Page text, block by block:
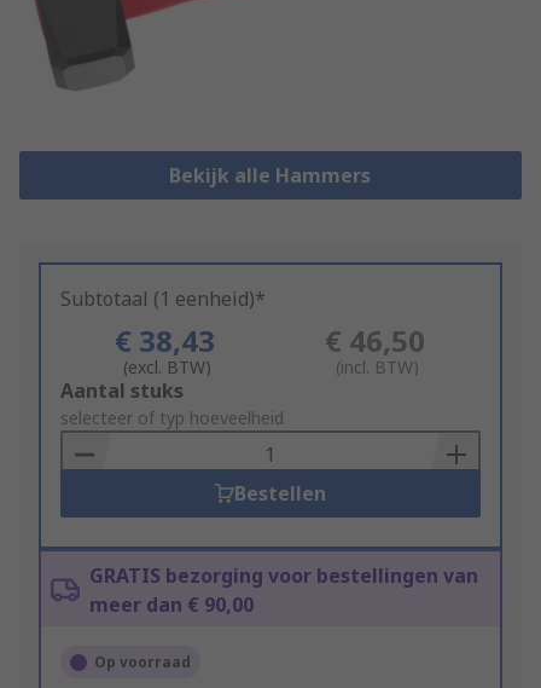
Bekijk alle Hammers
Subtotaal (1 eenheid)*
€ 38,43
(excl. BTW)
€ 46,50
(incl. BTW)
Add
to
Basket
Aantal stuks
selecteer of typ hoeveelheid
Bestellen
GRATIS bezorging voor bestellingen van
meer dan € 90,00
Op voorraad